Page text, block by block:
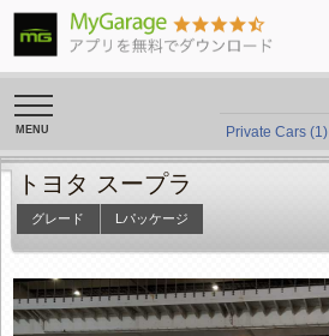
toggle
navigation
Private Cars (1)
トヨタ スープラ
グレード Lパッケージ